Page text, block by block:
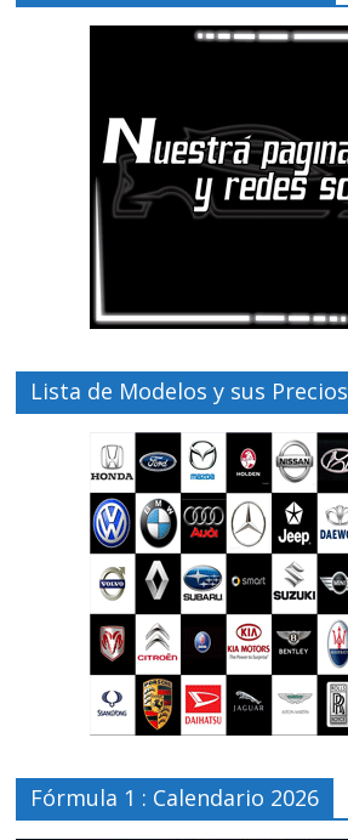
Lista de Modelos y sus Precios
Fórmula 1 : Calendario 2026